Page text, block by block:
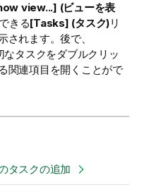
view...] (ビューを表
きる[Tasks] (タスク)リ
されます。後で、
なタスクをダブルクリッ
関連項目を開くことがで
タスクの追加